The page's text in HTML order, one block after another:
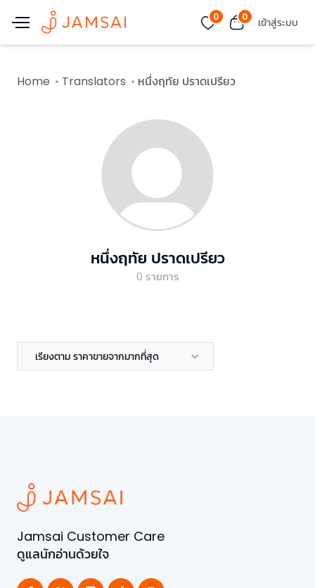
0 0 เข้าสู่ระบบ
Home Translators หนึ่งฤทัย ปราดเปรียว
หนึ่งฤทัย ปราดเปรียว
0 รายการ
เรียงตาม ราคาขายจากมากที่สุด
Jamsai Customer Care
ดูแลนักอ่านด้วยใจ